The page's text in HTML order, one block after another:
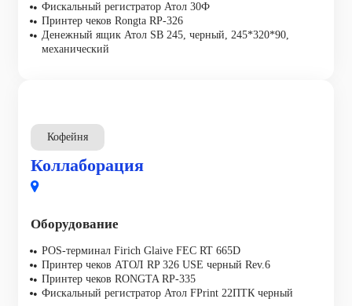
Фискальный регистратор Атол 30Ф
Принтер чеков Rongta RP-326
Денежный ящик Атол SB 245, черный, 245*320*90,
механический
Кофейня
Коллаборация
Оборудование
POS-терминал Firich Glaive FEC RT 665D
Принтер чеков АТОЛ RP 326 USE черный Rev.6
Принтер чеков RONGTA RP-335
Фискальный регистратор Атол FPrint 22ПТК черный